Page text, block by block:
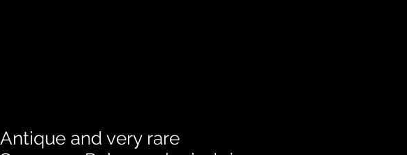
Antique and very rare